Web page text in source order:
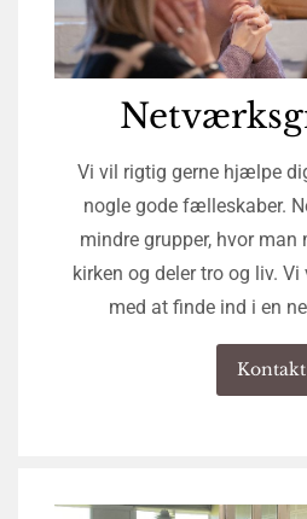
Vi vil rigtig gerne hjælpe
nogle gode fælleskaber.
mindre grupper, hvor man
kirken og deler tro og liv.
med at finde ind i en
Kontakt